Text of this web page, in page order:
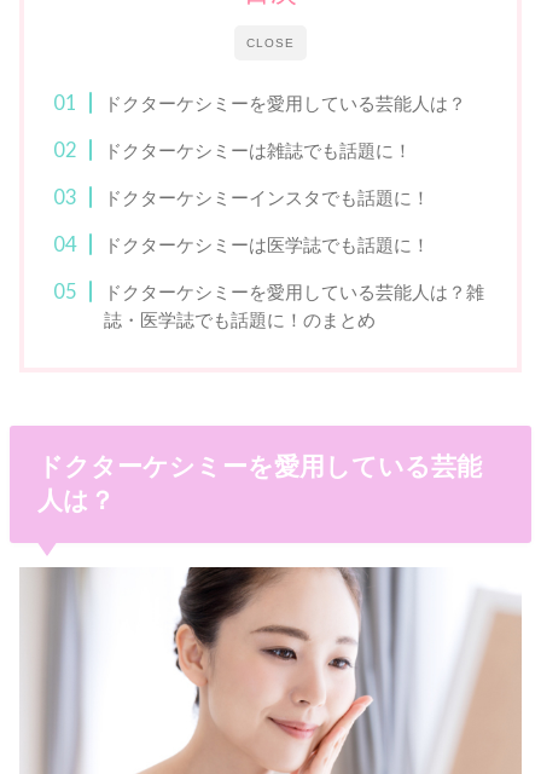
CLOSE
ドクターケシミーを愛用している芸能人は？
ドクターケシミーは雑誌でも話題に！
ドクターケシミーインスタでも話題に！
ドクターケシミーは医学誌でも話題に！
ドクターケシミーを愛用している芸能人は？雑
誌・医学誌でも話題に！のまとめ
ドクターケシミーを愛用している芸能
人は？